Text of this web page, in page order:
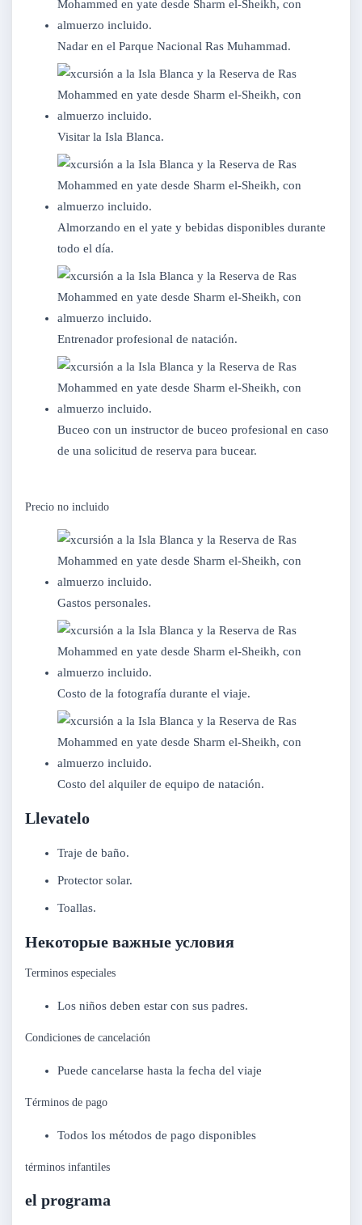
Nadar en el Parque Nacional Ras Muhammad.
Visitar la Isla Blanca.
Almorzando en el yate y bebidas disponibles durante
todo el día.
Entrenador profesional de natación.
Buceo con un instructor de buceo profesional en caso
de una solicitud de reserva para bucear.
Precio no incluido
Gastos personales.
Costo de la fotografía durante el viaje.
Costo del alquiler de equipo de natación.
Llevatelo
Traje de baño.
Protector solar.
Toallas.
Некоторые важные условия
Terminos especiales
Los niños deben estar con sus padres.
Condiciones de cancelación
Puede cancelarse hasta la fecha del viaje
Términos de pago
Todos los métodos de pago disponibles
términos infantiles
el programa